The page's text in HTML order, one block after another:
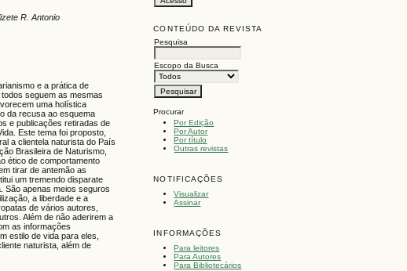
CONTEÚDO DA REVISTA
Pesquisa
Escopo da Busca
Procurar
Por Edição
Por Autor
Por título
Outras revistas
NOTIFICAÇÕES
Visualizar
Assinar
INFORMAÇÕES
Para leitores
Para Autores
Para Bibliotecários
R. Antonio
e a prática de
seguem as mesmas
uma holística
da recusa ao esquema
e publicações retiradas de
Este tema foi proposto,
a clientela naturista do País
Brasileira de Naturismo,
ético de comportamento
tirar de antemão as
um tremendo disparate
São apenas meios seguros
a liberdade e a
de vários autores,
Além de não aderirem a
as informações
estilo de vida para eles,
naturista, além de